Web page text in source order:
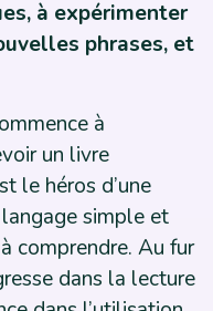
à expérimenter
phrases, et
à
un livre
le héros d’une
simple et
comprendre. Au fur
dans la lecture